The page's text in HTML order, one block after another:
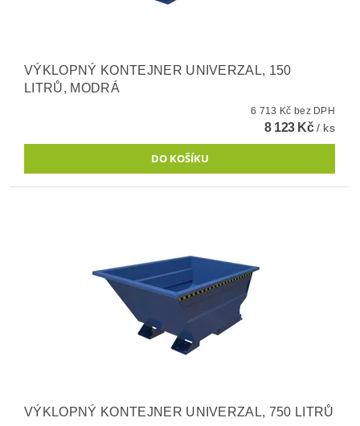
VÝKLOPNÝ KONTEJNER UNIVERZAL, 150
LITRŮ, MODRÁ
6 713 Kč bez DPH
8 123 Kč/ ks
VÝKLOPNÝ KONTEJNER UNIVERZAL, 750 LITRŮ